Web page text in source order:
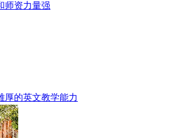
师资力量强
厚的英文教学能力